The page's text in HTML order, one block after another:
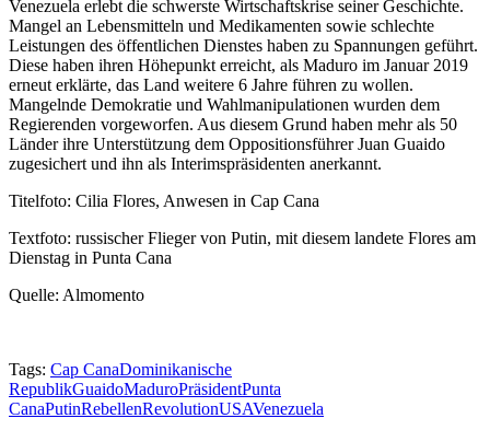
Venezuela erlebt die schwerste Wirtschaftskrise seiner Geschichte.
Mangel an Lebensmitteln und Medikamenten sowie schlechte
Leistungen des öffentlichen Dienstes haben zu Spannungen geführt.
Diese haben ihren Höhepunkt erreicht, als Maduro im Januar 2019
erneut erklärte, das Land weitere 6 Jahre führen zu wollen.
Mangelnde Demokratie und Wahlmanipulationen wurden dem
Regierenden vorgeworfen. Aus diesem Grund haben mehr als 50
Länder ihre Unterstützung dem Oppositionsführer Juan Guaido
zugesichert und ihn als Interimspräsidenten anerkannt.
Titelfoto: Cilia Flores, Anwesen in Cap Cana
Textfoto: russischer Flieger von Putin, mit diesem landete Flores am
Dienstag in Punta Cana
Quelle: Almomento
Tags: Cap CanaDominikanische
RepublikGuaidoMaduroPräsidentPunta
CanaPutinRebellenRevolutionUSAVenezuela